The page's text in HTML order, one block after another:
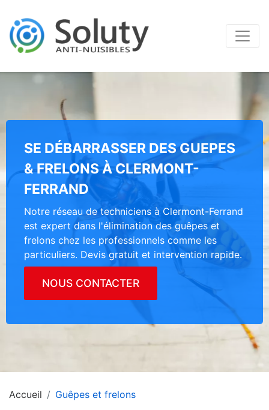
SE DÉBARRASSER DES GUEPES
& FRELONS À CLERMONT-
FERRAND
Notre réseau de techniciens à Clermont-Ferrand
est expert dans l'élimination des guêpes et
frelons chez les professionnels comme les
particuliers. Devis gratuit et intervention rapide.
NOUS CONTACTER
Accueil Guêpes et frelons